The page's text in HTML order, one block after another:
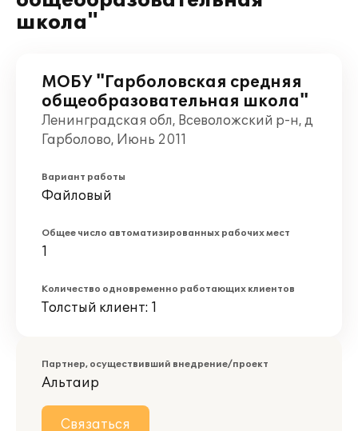
школа"
МОБУ "Гарболовская средняя
общеобразовательная школа"
Ленинградская обл, Всеволожский р-н, д
Гарболово, Июнь 2011
Вариант работы
Файловый
Общее число автоматизированных рабочих мест
1
Количество одновременно работающих клиентов
Толстый клиент: 1
Партнер, осуществивший внедрение/проект
Альтаир
Связаться